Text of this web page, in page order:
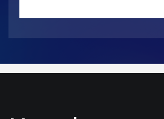
Ошибки сразу видны, поэтому
вы быстрее находите недочеты
Практика в интерактивных